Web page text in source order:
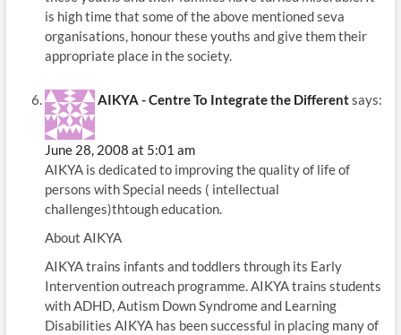
is high time that some of the above mentioned seva
organisations, honour these youths and give them their
appropriate place in the society.
AIKYA - Centre To Integrate the Differentsays:
June 28, 2008 at 5:01 am
AIKYA is dedicated to improving the quality of life of
persons with Special needs ( intellectual
challenges)thtough education.
About AIKYA
AIKYA trains infants and toddlers through its Early
Intervention outreach programme. AIKYA trains students
with ADHD, Autism Down Syndrome and Learning
Disabilities AIKYA has been successful in placing many of